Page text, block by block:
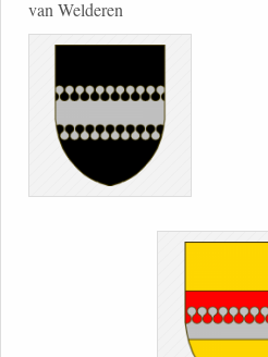
van Welderen